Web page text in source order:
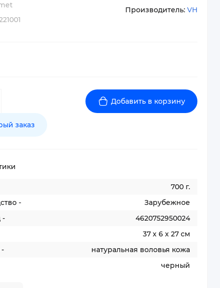
Производитель: VH
Добавить в корзину
заказ
700 г.
-
Зарубежное
-
4620752950024
37 х 6 х 27 см
натуральная воловья кожа
черный